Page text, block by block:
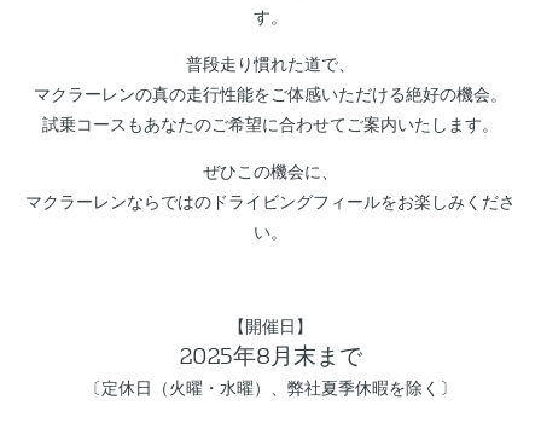
す。
普段走り慣れた道で、
マクラーレンの真の走行性能をご体感いただける絶好の機会。
試乗コースもあなたのご希望に合わせてご案内いたします。
ぜひこの機会に、
マクラーレンならではのドライビングフィールをお楽しみくださ
い。
【開催日】
2025年8月末まで
〔定休日（火曜・水曜）、弊社夏季休暇を除く〕